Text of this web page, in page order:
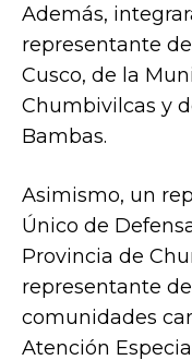
Además,
representante
Cusco, de la
Chumbivilcas y
Bambas.
Asimismo, un
Único de
Provincia de
representante
comunidades
Atención